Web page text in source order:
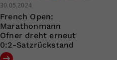
30.05.2024
French Open:
Marathonmann
Ofner dreht erneut
0:2-Satzrückstand